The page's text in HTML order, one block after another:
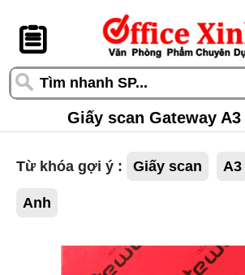
󰆎
Giấy scan Gateway A3
Từ khóa gợi ý : Giấy scan A3
Anh